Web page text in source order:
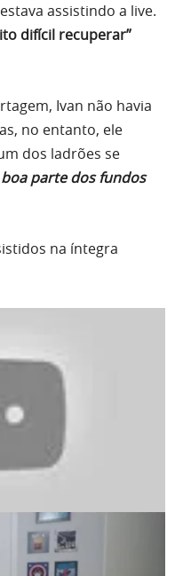
assistindo a live.
difícil recuperar”
Ivan não havia
no entanto, ele
dos ladrões se
parte dos fundos
na íntegra